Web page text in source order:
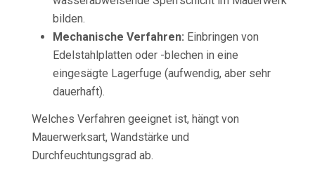
bilden.
Mechanische Verfahren: Einbringen von
Edelstahlplatten oder -blechen in eine
eingesägte Lagerfuge (aufwendig, aber sehr
dauerhaft).
Welches Verfahren geeignet ist, hängt von
Mauerwerksart, Wandstärke und
Durchfeuchtungsgrad ab.